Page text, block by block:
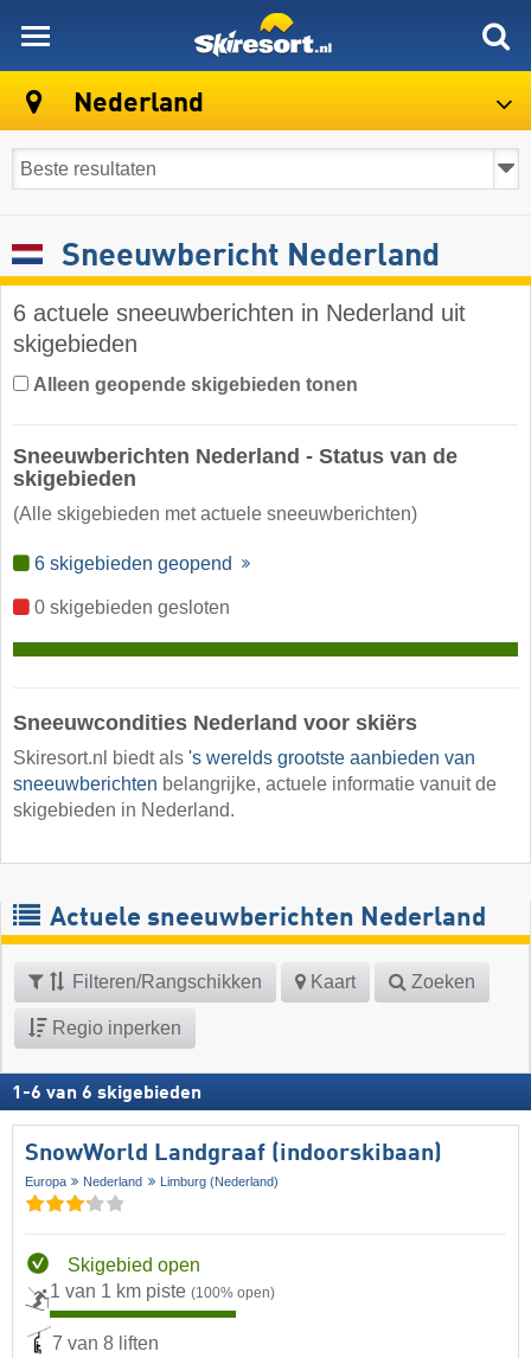
Nederland
Sneeuwbericht Nederland
6 actuele sneeuwberichten in Nederland uit
skigebieden
Alleen geopende skigebieden tonen
Sneeuwberichten Nederland - Status van de
skigebieden
(Alle skigebieden met actuele sneeuwberichten)
6 skigebieden geopend
0 skigebieden gesloten
Sneeuwcondities Nederland voor skiërs
Skiresort.nl biedt als 's werelds grootste aanbieden van
sneeuwberichten belangrijke, actuele informatie vanuit de
skigebieden in Nederland.
Actuele sneeuwberichten Nederland
Filteren/Rangschikken Kaart Zoeken
Regio inperken
1 -6 van 6 skigebieden
SnowWorld Landgraaf (indoorskibaan)
Europa Nederland Limburg (Nederland)
Skigebied open
1 van 1 km piste (100% open)
7 van 8 liften